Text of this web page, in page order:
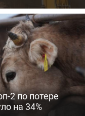
2 по потере
на 34%